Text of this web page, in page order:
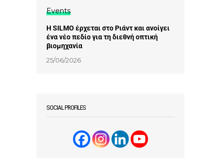
Events
Η SILMO έρχεται στο Ριάντ και ανοίγει
ένα νέο πεδίο για τη διεθνή οπτική
βιομηχανία
25/06/2026
SOCIAL PROFILES